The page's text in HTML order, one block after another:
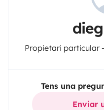
Propietari particular
Tens una
Enviar